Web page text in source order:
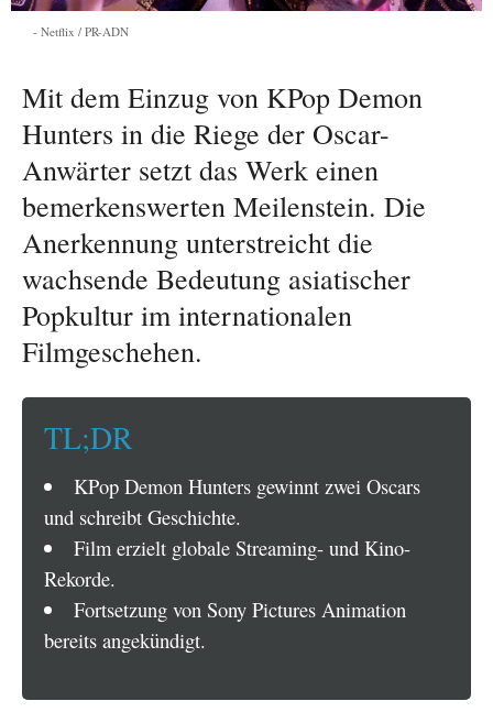
Netflix / PR-ADN
Mit dem Einzug von KPop Demon
Hunters in die Riege der Oscar-
Anwärter setzt das Werk einen
bemerkenswerten Meilenstein. Die
Anerkennung unterstreicht die
wachsende Bedeutung asiatischer
Popkultur im internationalen
Filmgeschehen.
TL;DR
KPop Demon Hunters gewinnt zwei Oscars
und schreibt Geschichte.
Film erzielt globale Streaming- und Kino-
Rekorde.
Fortsetzung von Sony Pictures Animation
bereits angekündigt.